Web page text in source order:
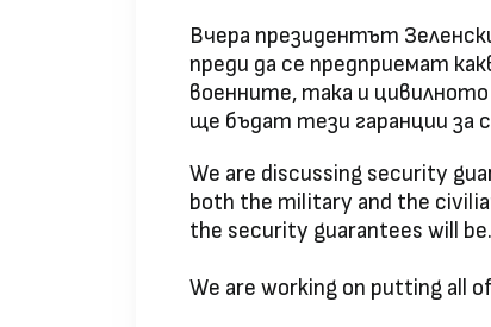
Вчера президентът
преди да се предприемат
военните, така и цивилното
ще бъдат тези гаранции за
We are discussing security
both the military and the
the security guarantees will
We are working on putting all